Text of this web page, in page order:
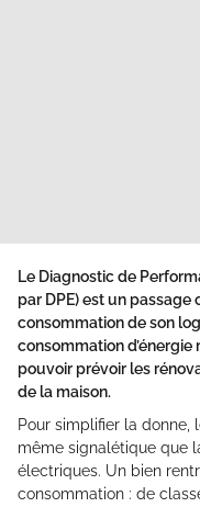
Le Diagnostic de
par DPE) est un
consommation de son
consommation
pouvoir prévoir les
de la maison.
Pour simplifier la donne,
même signalétique que
électriques. Un bien
consommation : de